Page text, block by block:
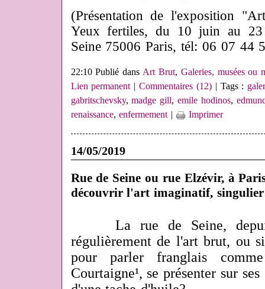
(Présentation de l'exposition
Yeux fertiles, du 10 juin au
Seine 75006 Paris, tél: 06 07 44
22:10 Publié dansArt Brut, Galeries, musées ou
Lien permanent|Commentaires (12)| Tags :
gabritschevsky,madge gill,emile hodinos,
renaissance,enfermement| Imprimer
14/05/2019
Rue de Seine ou rue Elzévir, à
découvrir l'art imaginatif,
La rue de Seine,
régulièrement de l'art brut, ou
pour parler franglais
Courtaigne¹, se présenter sur